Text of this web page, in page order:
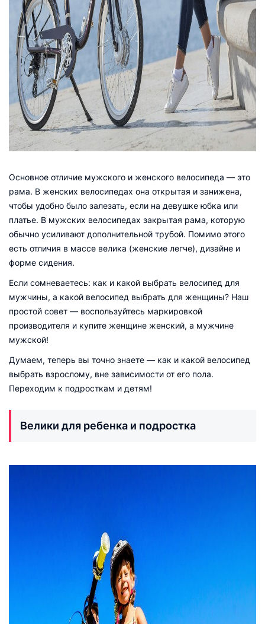
Основное отличие мужского и женского велосипеда — это
рама. В женских велосипедах она открытая и занижена,
чтобы удобно было залезать, если на девушке юбка или
платье. В мужских велосипедах закрытая рама, которую
обычно усиливают дополнительной трубой. Помимо этого
есть отличия в массе велика (женские легче), дизайне и
форме сидения.
Если сомневаетесь: как и какой выбрать велосипед для
мужчины, а какой велосипед выбрать для женщины? Наш
простой совет — воспользуйтесь маркировкой
производителя и купите женщине женский, а мужчине
мужской!
Думаем, теперь вы точно знаете — как и какой велосипед
выбрать взрослому, вне зависимости от его пола.
Переходим к подросткам и детям!
Велики для ребенка и подростка